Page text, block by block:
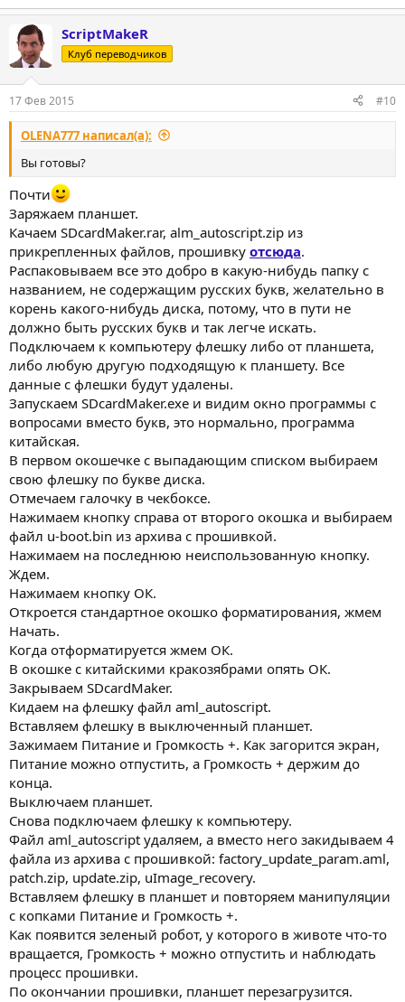
ScriptMakeR
Клуб переводчиков
17 Фев 2015 #10
OLENA777 написал(а):
Вы готовы?
Почти
Заряжаем планшет.
Качаем SDcardMaker.rar, alm_autoscript.zip из
прикрепленных файлов, прошивку отсюда.
Распаковываем все это добро в какую-нибудь папку с
названием, не содержащим русских букв, желательно в
корень какого-нибудь диска, потому, что в пути не
должно быть русских букв и так легче искать.
Подключаем к компьютеру флешку либо от планшета,
либо любую другую подходящую к планшету. Все
данные с флешки будут удалены.
Запускаем SDcardMaker.exe и видим окно программы с
вопросами вместо букв, это нормально, программа
китайская.
В первом окошечке с выпадающим списком выбираем
свою флешку по букве диска.
Отмечаем галочку в чекбоксе.
Нажимаем кнопку справа от второго окошка и выбираем
файл u-boot.bin из архива с прошивкой.
Нажимаем на последнюю неиспользованную кнопку.
Ждем.
Нажимаем кнопку ОК.
Откроется стандартное окошко форматирования, жмем
Начать.
Когда отформатируется жмем ОК.
В окошке с китайскими кракозябрами опять ОК.
Закрываем SDcardMaker.
Кидаем на флешку файл aml_autoscript.
Вставляем флешку в выключенный планшет.
Зажимаем Питание и Громкость +. Как загорится экран,
Питание можно отпустить, а Громкость + держим до
конца.
Выключаем планшет.
Снова подключаем флешку к компьютеру.
Файл aml_autoscript удаляем, а вместо него закидываем 4
файла из архива с прошивкой: factory_update_param.aml,
patch.zip, update.zip, uImage_recovery.
Вставляем флешку в планшет и повторяем манипуляции
с копками Питание и Громкость +.
Как появится зеленый робот, у которого в животе что-то
вращается, Громкость + можно отпустить и наблюдать
процесс прошивки.
По окончании прошивки, планшет перезагрузится.